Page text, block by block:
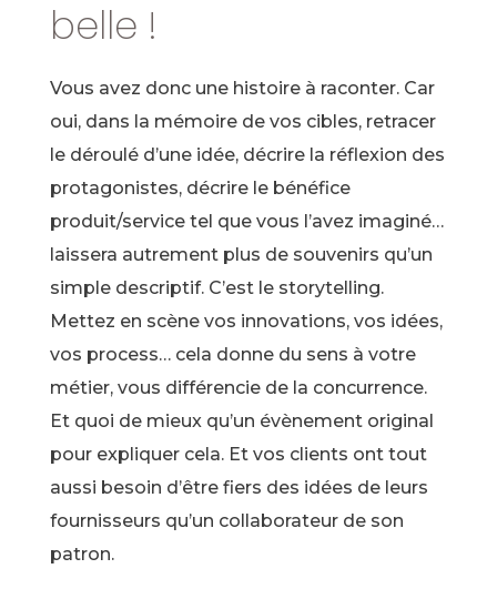
belle !
Vous avez donc une histoire à raconter. Car
oui, dans la mémoire de vos cibles, retracer
le déroulé d’une idée, décrire la réflexion des
protagonistes, décrire le bénéfice
produit/service tel que vous l’avez imaginé…
laissera autrement plus de souvenirs qu’un
simple descriptif. C’est le storytelling.
Mettez en scène vos innovations, vos idées,
vos process… cela donne du sens à votre
métier, vous différencie de la concurrence.
Et quoi de mieux qu’un évènement original
pour expliquer cela. Et vos clients ont tout
aussi besoin d’être fiers des idées de leurs
fournisseurs qu’un collaborateur de son
patron.